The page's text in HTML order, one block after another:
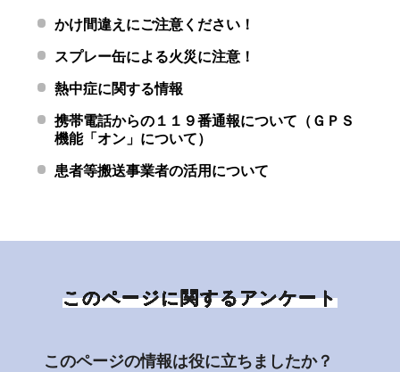
かけ間違えにご注意ください！
スプレー缶による火災に注意！
熱中症に関する情報
携帯電話からの１１９番通報について（ＧＰＳ
機能「オン」について）
患者等搬送事業者の活用について
このページに関するアンケート
このページの情報は役に立ちましたか？